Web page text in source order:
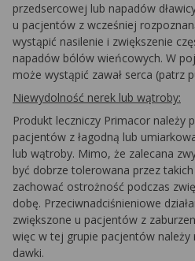
przedsercowej lub napadów
u pacjentów z wcześniej
wystąpić nasilenie i zwiększenie
napadów bólów wieńcowych. W
może wystąpić zawał serca (patrz
Niewydolność nerek lub wątroby:
Produkt leczniczy Primacor należy
pacjentów z łagodną lub
lub wątroby. Mimo, że zalecana
być dobrze tolerowana przez
zachować ostrożność podczas
dobę. Przeciwnadciśnieniowe
zwiększone u pacjentów z
więc w tej grupie pacjentów
dawki.